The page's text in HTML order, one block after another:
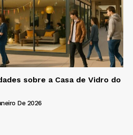
sobre a Casa de Vidro do
De 2026